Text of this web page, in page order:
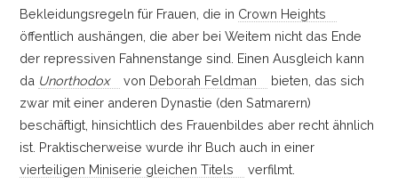
Bekleidungsregeln für Frauen, die in Crown Heights
öffentlich aushängen, die aber bei Weitem nicht das Ende
der repressiven Fahnenstange sind. Einen Ausgleich kann
da Unorthodox von Deborah Feldman
bieten, das sich
zwar mit einer anderen Dynastie (den Satmarern)
beschäftigt, hinsichtlich des Frauenbildes aber recht ähnlich
ist. Praktischerweise wurde ihr Buch auch in einer
vierteiligen Miniserie gleichen Titels
verfilmt.